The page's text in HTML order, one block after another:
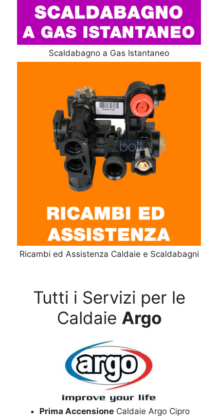
Scaldabagno a Gas Istantaneo
Ricambi ed Assistenza Caldaie e Scaldabagni
Tutti i Servizi per le
Caldaie Argo
Prima Accensione Caldaie Argo Cipro